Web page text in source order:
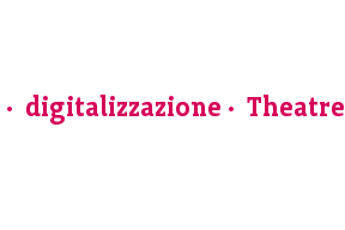
digitalizzazione Theatre